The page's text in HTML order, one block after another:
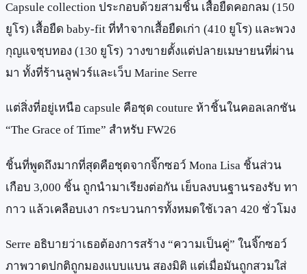
Capsule collection ประกอบด้วยสามชิ้น เสื้อยืดคอกลม (150
ยูโร) เสื้อยืด baby-fit ที่ทำจากเสื้อยืดเก่า (410 ยูโร) และพวง
กุญแจชุบทอง (130 ยูโร) วางขายตั้งแต่ปลายเมษายนที่ผ่าน
มา ทั้งที่ร้านลูฟวร์และเว็บ Marine Serre
แต่สิ่งที่อยู่เหนือ capsule คือชุด couture ห้าชิ้นในคอลเลกชัน
“The Grace of Time” สำหรับ FW26
ชิ้นที่พูดถึงมากที่สุดคือชุดจากจิ๊กซอว์ Mona Lisa ชิ้นส่วน
เกือบ 3,000 ชิ้น ถูกนำมาเรียงต่อกัน เย็บลงบนฐานรองรับ ทา
กาว แล้วเคลือบเงา กระบวนการทั้งหมดใช้เวลา 420 ชั่วโมง
Serre อธิบายว่าเธอต้องการสร้าง “ความเป็นคู่” ในจิ๊กซอว์
ภาพวาดปกติถูกมองแบบแบน สองมิติ แต่เมื่อมันถูกสวมใส่